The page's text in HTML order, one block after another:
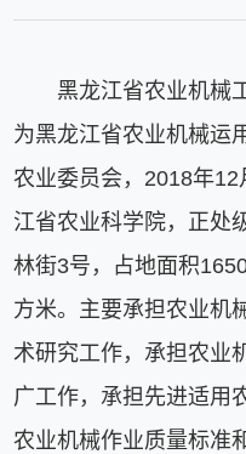
黑龙江省农业机械
为黑龙江省农业机械运
农业委员会，2018年
江省农业科学院，正处
林街3号，占地面积
方米。主要承担农业机
术研究工作，承担农业
广工作，承担先进适用
农业机械作业质量标准